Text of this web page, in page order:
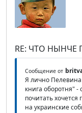
RE: ЧТО
Сообщение от
Я лично
книга оборотня"
почитать хочется
на украинские